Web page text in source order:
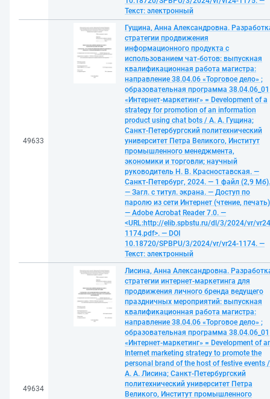
Текст: электронный
49633
Гущина, Анна Александровна.
стратегии продвижения
информационного продукта с
использованием чат-ботов: выпускная
квалификационная работа магистра:
направление 38.04.06 «Торговое дело» ;
образовательная программа 38.04.06_01
«Интернет-маркетинг» = Development of a
strategy for promotion of an information
product using chat bots / А. А. Гущина;
Санкт-Петербургский политехнический
университет Петра Великого, Институт
промышленного менеджмента,
экономики и торговли; научный
руководитель Н. В. Красноставская. —
Санкт-Петербург, 2024. — 1 файл (2,9 Мб).
— Загл. с титул. экрана. — Доступ по
паролю из сети Интернет (чтение,
— Adobe Acrobat Reader 7.0. —
<URL:http://elib.spbstu.ru/dl/3/2024/vr/
1174.pdf>. — DOI
10.18720/SPBPU/3/2024/vr/vr24-1174. —
Текст: электронный
49634
Лисина, Анна Александровна.
стратегии интернет-маркетинга для
продвижения личного бренда ведущего
праздничных мероприятий: выпускная
квалификационная работа магистра:
направление 38.04.06 «Торговое дело» ;
образовательная программа 38.04.06_01
«Интернет-маркетинг» = Development of
Internet marketing strategy to promote the
personal brand of the host of festive events /
А. А. Лисина; Санкт-Петербургский
политехнический университет Петра
Великого, Институт промышленного